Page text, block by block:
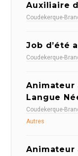
Auxiliaire
Coudekerque-
Job d’été
Coudekerque-
Langue
Coudekerque-
Autres